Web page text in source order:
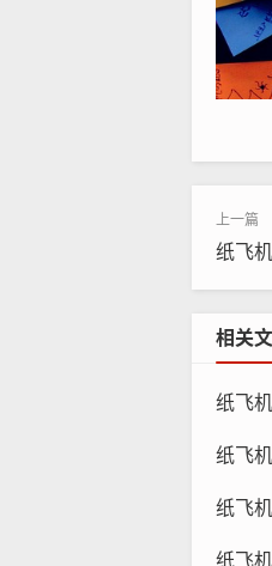
纸飞
相关
纸飞
纸飞
纸飞
纸飞